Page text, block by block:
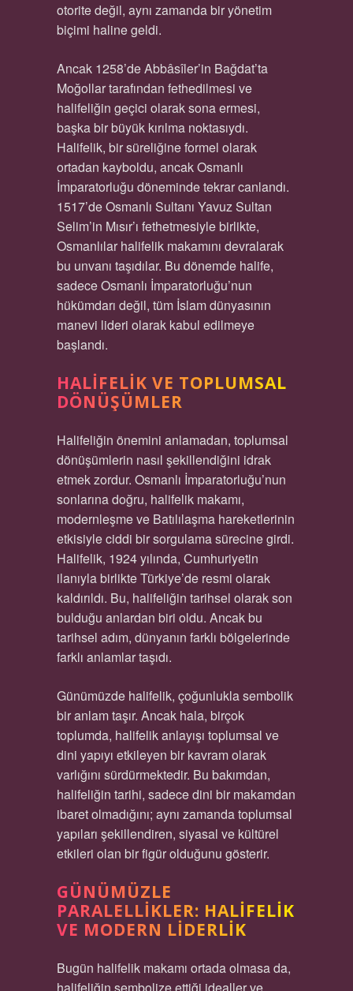
otorite değil, aynı zamanda bir yönetim
biçimi haline geldi.
Ancak 1258’de Abbâsîler’in Bağdat’ta
Moğollar tarafından fethedilmesi ve
halifeliğin geçici olarak sona ermesi,
başka bir büyük kırılma noktasıydı.
Halifelik, bir süreliğine formel olarak
ortadan kayboldu, ancak Osmanlı
İmparatorluğu döneminde tekrar canlandı.
1517’de Osmanlı Sultanı Yavuz Sultan
Selim’in Mısır’ı fethetmesiyle birlikte,
Osmanlılar halifelik makamını devralarak
bu unvanı taşıdılar. Bu dönemde halife,
sadece Osmanlı İmparatorluğu’nun
hükümdarı değil, tüm İslam dünyasının
manevi lideri olarak kabul edilmeye
başlandı.
HALIFELIK VE TOPLUMSAL
DÖNÜŞÜMLER
Halifeliğin önemini anlamadan, toplumsal
dönüşümlerin nasıl şekillendiğini idrak
etmek zordur. Osmanlı İmparatorluğu’nun
sonlarına doğru, halifelik makamı,
modernleşme ve Batılılaşma hareketlerinin
etkisiyle ciddi bir sorgulama sürecine girdi.
Halifelik, 1924 yılında, Cumhuriyetin
ilanıyla birlikte Türkiye’de resmi olarak
kaldırıldı. Bu, halifeliğin tarihsel olarak son
bulduğu anlardan biri oldu. Ancak bu
tarihsel adım, dünyanın farklı bölgelerinde
farklı anlamlar taşıdı.
Günümüzde halifelik, çoğunlukla sembolik
bir anlam taşır. Ancak hala, birçok
toplumda, halifelik anlayışı toplumsal ve
dini yapıyı etkileyen bir kavram olarak
varlığını sürdürmektedir. Bu bakımdan,
halifeliğin tarihi, sadece dini bir makamdan
ibaret olmadığını; aynı zamanda toplumsal
yapıları şekillendiren, siyasal ve kültürel
etkileri olan bir figür olduğunu gösterir.
GÜNÜMÜZLE
PARALELLIKLER: HALIFELIK
VE MODERN LIDERLIK
Bugün halifelik makamı ortada olmasa da,